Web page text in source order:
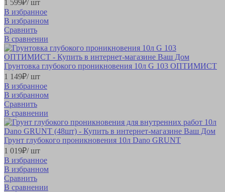
1 599₽/ шт
В избранное
В избранном
Сравнить
В сравнении
Грунтовка глубокого проникновения 10л G 103 ОПТИМИСТ
1 149₽/ шт
В избранное
В избранном
Сравнить
В сравнении
Грунт глубокого проникновения 10л Dano GRUNT
1 019₽/ шт
В избранное
В избранном
Сравнить
В сравнении